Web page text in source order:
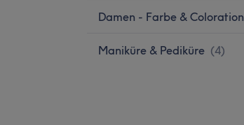
Damen - Farbe & Coloration
Maniküre & Pediküre (4)